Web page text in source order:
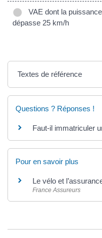
VAE dont la
dépasse 25 km/h
Textes de référence
Questions ? Réponses !
Faut-il immatriculer
Pour en savoir plus
Le vélo et
France Assureurs